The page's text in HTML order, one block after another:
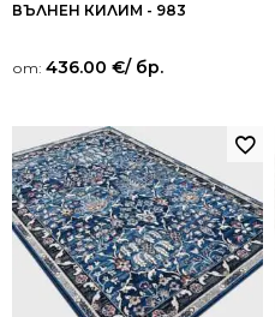
ВЪЛНЕН КИЛИМ - 983
от: 436.00 €/ бр.